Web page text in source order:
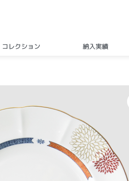
コレクション 納入実績